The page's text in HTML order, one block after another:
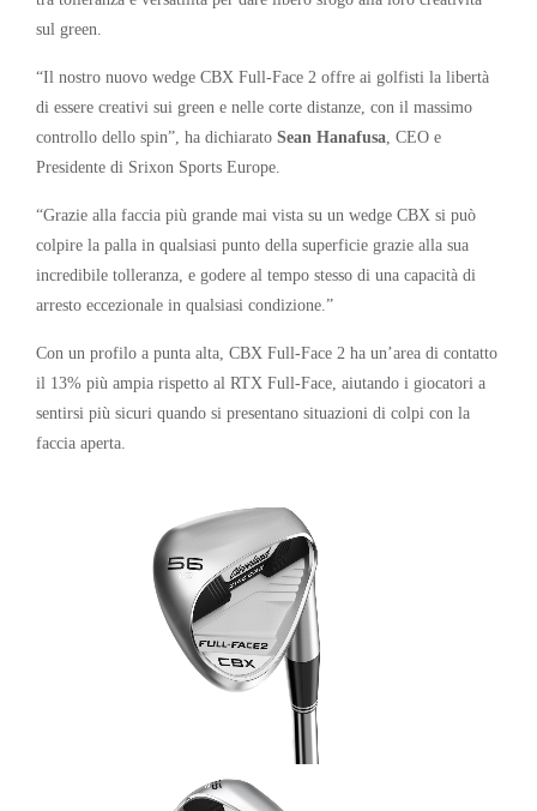
sul green.
“Il nostro nuovo wedge CBX Full-Face 2 offre ai golfisti la libertà
di essere creativi sui green e nelle corte distanze, con il massimo
controllo dello spin”, ha dichiarato Sean Hanafusa , CEO e
Presidente di Srixon Sports Europe.
“Grazie alla faccia più grande mai vista su un wedge CBX si può
colpire la palla in qualsiasi punto della superficie grazie alla sua
incredibile tolleranza, e godere al tempo stesso di una capacità di
arresto eccezionale in qualsiasi condizione.”
Con un profilo a punta alta, CBX Full-Face 2 ha un’area di contatto
il 13% più ampia rispetto al RTX Full-Face, aiutando i giocatori a
sentirsi più sicuri quando si presentano situazioni di colpi con la
faccia aperta.